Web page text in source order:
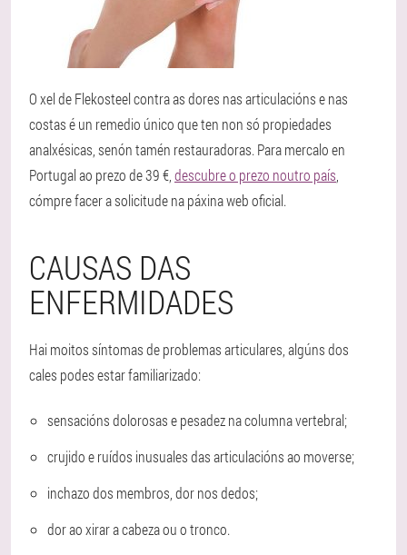
O xel de Flekosteel contra as dores nas articulacións e nas
costas é un remedio único que ten non só propiedades
analxésicas, senón tamén restauradoras. Para mercalo en
Portugal ao prezo de 39 €, descubre o prezo noutro país
cómpre facer a solicitude na páxina web oficial.
CAUSAS DAS
ENFERMIDADES
Hai moitos síntomas de problemas articulares, algúns dos
cales podes estar familiarizado:
sensacións dolorosas e pesadez na columna vertebral;
crujido e ruídos inusuales das articulacións ao moverse;
inchazo dos membros, dor nos dedos;
dor ao xirar a cabeza ou o tronco.